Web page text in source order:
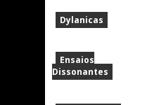
Dylanicas
Ensaios
Dissonantes